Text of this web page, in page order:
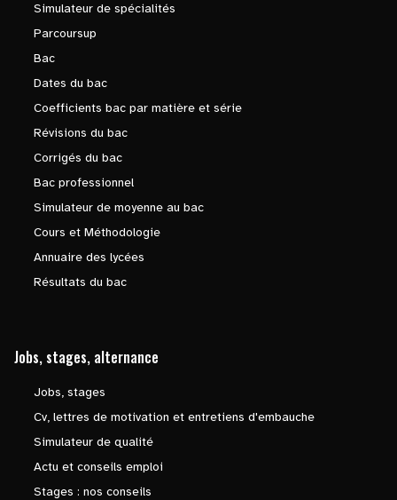
Simulateur de spécialités
Parcoursup
Bac
Dates du bac
Coefficients bac par matière et série
Révisions du bac
Corrigés du bac
Bac professionnel
Simulateur de moyenne au bac
Cours et Méthodologie
Annuaire des lycées
Résultats du bac
Jobs, stages, alternance
Jobs, stages
Cv, lettres de motivation et entretiens d'embauche
Simulateur de qualité
Actu et conseils emploi
Stages : nos conseils